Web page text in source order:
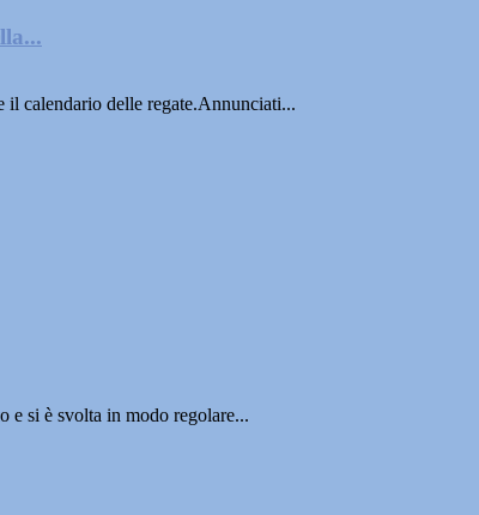
il calendario delle regate.Annunciati...
si è svolta in modo regolare...